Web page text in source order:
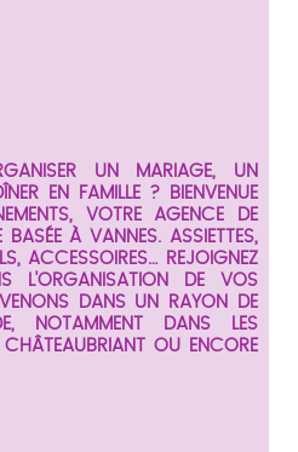
UN MARIAGE, UN
EN FAMILLE ? BIENVENUE
VOTRE AGENCE DE
BASÉE À VANNES. ASSIETTES,
ACCESSOIRES… REJOIGNEZ
L'ORGANISATION DE VOS
DANS UN RAYON DE
DANS LES
OU ENCORE